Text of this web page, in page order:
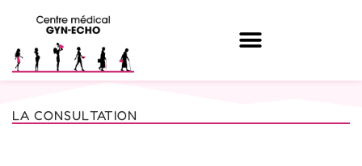
LA CONSULTATION